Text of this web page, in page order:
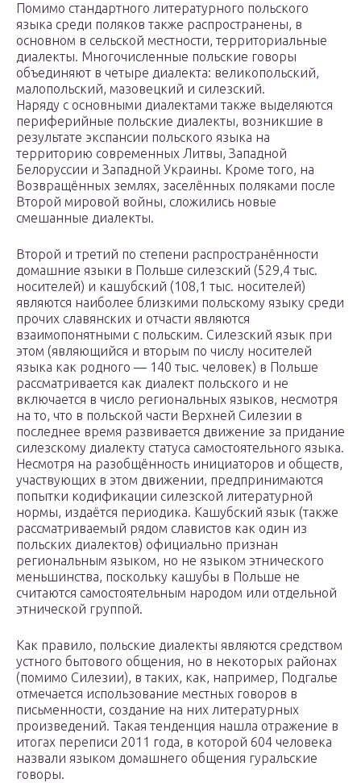
Помимо стандартного литературного польского
языка среди поляков также распространены, в
основном в сельской местности, территориальные
диалекты. Многочисленные польские говоры
объединяют в четыре диалекта: великопольский,
малопольский, мазовецкий и силезский.
Наряду с основными диалектами также выделяются
периферийные польские диалекты, возникшие в
результате экспансии польского языка на
территорию современных Литвы, Западной
Белоруссии и Западной Украины. Кроме того, на
Возвращённых землях, заселённых поляками после
Второй мировой войны, сложились новые
смешанные диалекты.
Второй и третий по степени распространённости
домашние языки в Польше силезский (529,4 тыс.
носителей) и кашубский (108,1 тыс. носителей)
являются наиболее близкими польскому языку среди
прочих славянских и отчасти являются
взаимопонятными с польским. Силезский язык при
этом (являющийся и вторым по числу носителей
языка как родного — 140 тыс. человек) в Польше
рассматривается как диалект польского и не
включается в число региональных языков, несмотря
на то, что в польской части Верхней Силезии в
последнее время развивается движение за придание
силезскому диалекту статуса самостоятельного языка.
Несмотря на разобщённость инициаторов и обществ,
участвующих в этом движении, предпринимаются
попытки кодификации силезской литературной
нормы, издаётся периодика. Кашубский язык (также
рассматриваемый рядом славистов как один из
польских диалектов) официально признан
региональным языком, но не языком этнического
меньшинства, поскольку кашубы в Польше не
считаются самостоятельным народом или отдельной
этнической группой.
Как правило, польские диалекты являются средством
устного бытового общения, но в некоторых районах
(помимо Силезии), в таких, как, например, Подгалье
отмечается использование местных говоров в
письменности, создание на них литературных
произведений. Такая тенденция нашла отражение в
итогах переписи 2011 года, в которой 604 человека
назвали языком домашнего общения гуральские
говоры.